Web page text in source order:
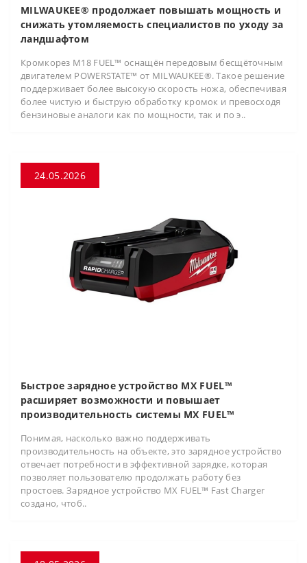
MILWAUKEE® продолжает повышать мощность и
снижать утомляемость специалистов по уходу за
ландшафтом
Кромкорез M18 FUEL™ оснащён передовым бесщёточным
двигателем POWERSTATE™ от MILWAUKEE®. Такое решение
поддерживает более высокую скорость ножа, обеспечивая
более чистую и быструю обработку кромок и превосходя
бензиновые аналоги как по мощности, так и по э..
24.05.2026
Быстрое зарядное устройство MX FUEL™
расширяет возможности и повышает
производительность системы MX FUEL™
Понимая, насколько важно поддерживать
производительность на объекте, это зарядное устройство
отвечает потребности в эффективной зарядке, которая
позволяет пользователю продолжать работу без
простоев. Зарядное устройство MX FUEL™ Fast Charger
создано, чтоб..